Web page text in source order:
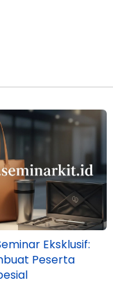
Eksklusif:
Peserta